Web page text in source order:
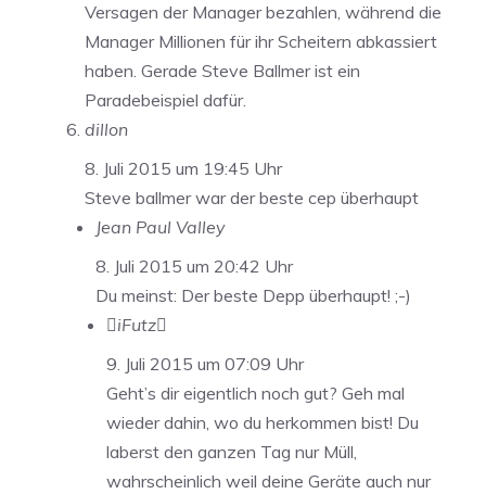
Versagen der Manager bezahlen, während die
Manager Millionen für ihr Scheitern abkassiert
haben. Gerade Steve Ballmer ist ein
Paradebeispiel dafür.
dillon
8. Juli 2015 um 19:45 Uhr
Steve ballmer war der beste cep überhaupt
Jean Paul Valley
8. Juli 2015 um 20:42 Uhr
Du meinst: Der beste Depp überhaupt! ;-)
iFutz
9. Juli 2015 um 07:09 Uhr
Geht’s dir eigentlich noch gut? Geh mal
wieder dahin, wo du herkommen bist! Du
laberst den ganzen Tag nur Müll,
wahrscheinlich weil deine Geräte auch nur